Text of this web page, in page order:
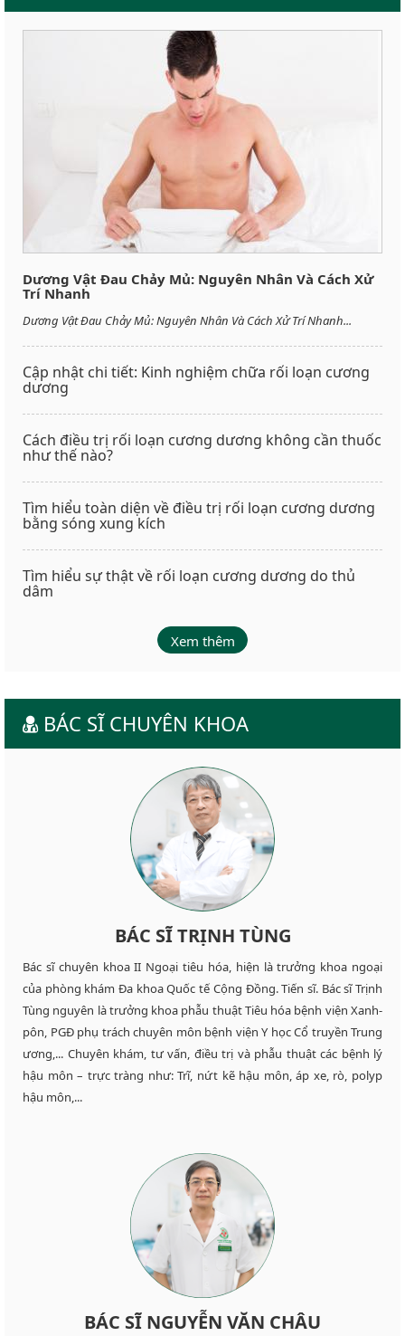
Dương Vật Đau Chảy Mủ: Nguyên Nhân Và Cách Xử
Trí Nhanh
Dương Vật Đau Chảy Mủ: Nguyên Nhân Và Cách Xử Trí Nhanh...
Cập nhật chi tiết: Kinh nghiệm chữa rối loạn cương
dương
Cách điều trị rối loạn cương dương không cần thuốc
như thế nào?
Tìm hiểu toàn diện về điều trị rối loạn cương dương
bằng sóng xung kích
Tìm hiểu sự thật về rối loạn cương dương do thủ
dâm
Xem thêm
BÁC SĨ CHUYÊN KHOA
BÁC SĨ TRỊNH TÙNG
Bác sĩ chuyên khoa II Ngoại tiêu hóa, hiện là trưởng khoa ngoại
của phòng khám Đa khoa Quốc tế Cộng Đồng. Tiến sĩ. Bác sĩ Trịnh
Tùng nguyên là trưởng khoa phẫu thuật Tiêu hóa bệnh viện Xanh-
pôn, PGĐ phụ trách chuyên môn bệnh viện Y học Cổ truyền Trung
ương,... Chuyên khám, tư vấn, điều trị và phẫu thuật các bệnh lý
hậu môn – trực tràng như: Trĩ, nứt kẽ hậu môn, áp xe, rò, polyp
hậu môn,...
BÁC SĨ NGUYỄN VĂN CHÂU